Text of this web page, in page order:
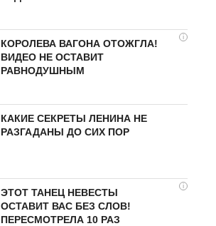
i
КОРОЛЕВА ВАГОНА ОТОЖГЛА!
ВИДЕО НЕ ОСТАВИТ
РАВНОДУШНЫМ
КАКИЕ СЕКРЕТЫ ЛЕНИНА НЕ
РАЗГАДАНЫ ДО СИХ ПОР
i
ЭТОТ ТАНЕЦ НЕВЕСТЫ
ОСТАВИТ ВАС БЕЗ СЛОВ!
ПЕРЕСМОТРЕЛА 10 РАЗ